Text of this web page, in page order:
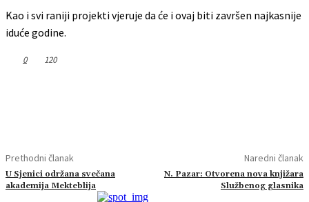
Kao i svi raniji projekti vjeruje da će i ovaj biti završen najkasnije
iduće godine.
0 120
Prethodni članak
U Sjenici održana svečana
akademija Mekteblija
Naredni članak
N. Pazar: Otvorena nova knjižara
Službenog glasnika